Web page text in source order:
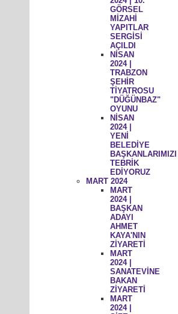
GÖRSEL
MİZAHİ
YAPITLAR
SERGİSİ
AÇILDI
NİSAN
2024 |
TRABZON
ŞEHİR
TİYATROSU
"DÜĞÜNBAZ"
OYUNU
NİSAN
2024 |
YENİ
BELEDİYE
BAŞKANLARIMIZI
TEBRİK
EDİYORUZ
MART 2024
MART
2024 |
BAŞKAN
ADAYI
AHMET
KAYA'NIN
ZİYARETİ
MART
2024 |
SANATEVİNE
BAKAN
ZİYARETİ
MART
2024 |